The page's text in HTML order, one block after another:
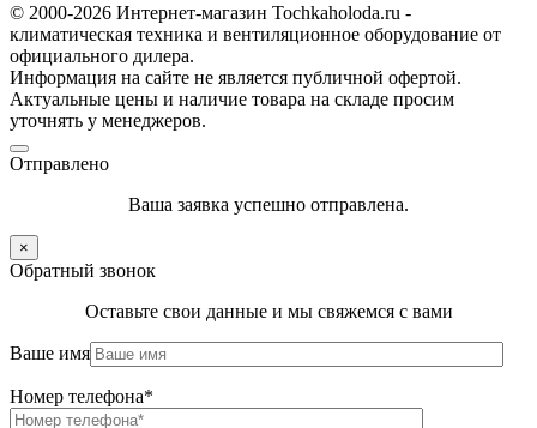
© 2000-2026 Интернет-магазин Tochkaholoda.ru -
климатическая техника и вентиляционное оборудование от
официального дилера.
Информация на сайте не является публичной офертой.
Актуальные цены и наличие товара на складе просим
уточнять у менеджеров.
Отправлено
Ваша заявка успешно отправлена.
×
Обратный звонок
Оставьте свои данные и мы свяжемся с вами
Ваше имя
Номер телефона*